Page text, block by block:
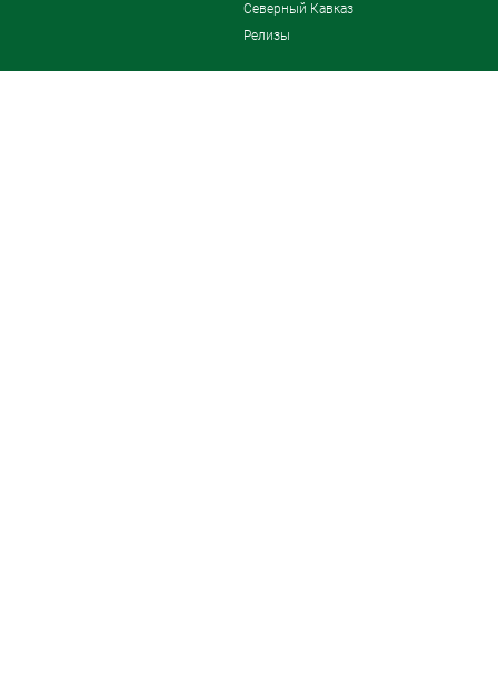
Северный Кавказ
Релизы